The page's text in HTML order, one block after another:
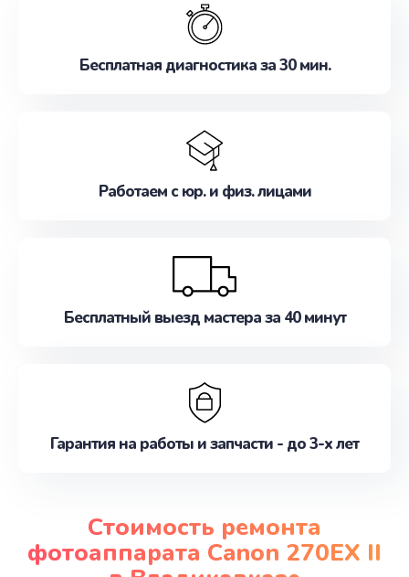
наилучшим образом. Не медлите записаться на
Бесплатная диагностика за 30 мин.
Работаем с юр. и физ. лицами
Бесплатный выезд мастера за 40 минут
Гарантия на работы и запчасти - до 3-х лет
Стоимость ремонта
фотоаппарата Canon 270EX II